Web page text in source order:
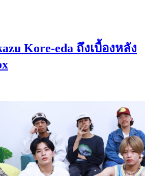
Kore-eda ถึงเบื้องหลัง